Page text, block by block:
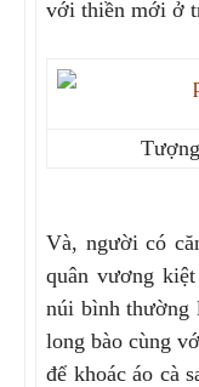
với thiền mới ở
Và, người có
quân vương
núi bình thường
long bào cùng
để khoác áo cà